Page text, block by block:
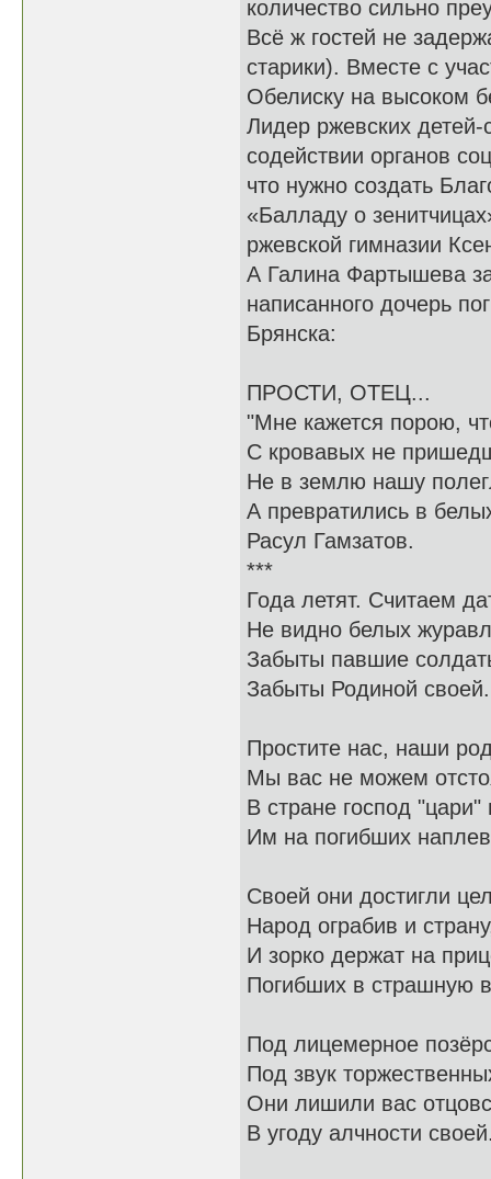
количество сильно
Всё ж гостей не
старики). Вместе с
Обелиску на высоком
Лидер ржевских
содействии органов
что нужно создать
«Балладу о
ржевской гимназии
А Галина Фартышева
написанного дочерь
Брянска:
ПРОСТИ, ОТЕЦ...
"Мне кажется порою,
С кровавых не
Не в землю нашу
А превратились в
Расул Гамзатов.
***
Года летят. Считаем
Не видно белых
Забыты павшие
Забыты Родиной своей.
Простите нас, наши
Мы вас не можем
В стране господ "цари"
Им на погибших
Своей они достигли
Народ ограбив и
И зорко держат на
Погибших в страшную
Под лицемерное
Под звук
Они лишили вас
В угоду алчности